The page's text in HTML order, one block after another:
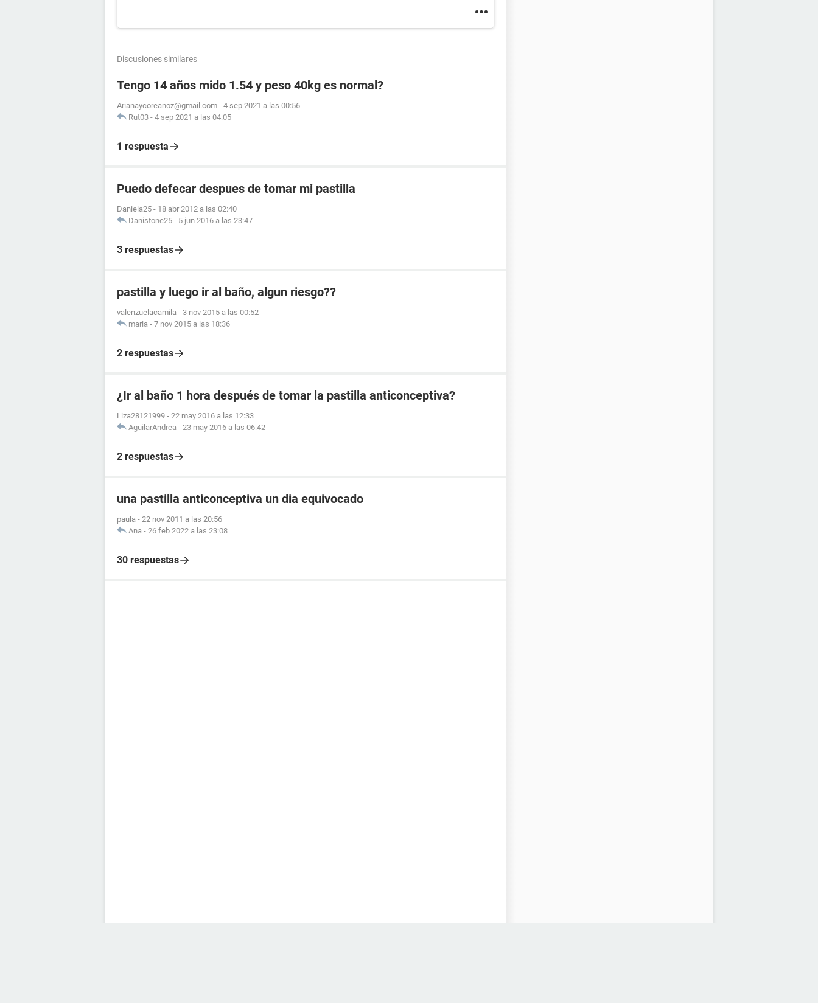
Discusiones similares
Tengo 14 años mido 1.54 y peso 40kg es normal?
Arianaycoreanoz@gmail.com - 4 sep 2021 a las 00:56
Rut03 - 4 sep 2021 a las 04:05
1 respuesta
Puedo defecar despues de tomar mi pastilla
Daniela25 - 18 abr 2012 a las 02:40
Danistone25 - 5 jun 2016 a las 23:47
3 respuestas
pastilla y luego ir al baño, algun riesgo??
valenzuelacamila - 3 nov 2015 a las 00:52
maria - 7 nov 2015 a las 18:36
2 respuestas
¿Ir al baño 1 hora después de tomar la pastilla anticonceptiva?
Liza28121999 - 22 may 2016 a las 12:33
AguilarAndrea - 23 may 2016 a las 06:42
2 respuestas
una pastilla anticonceptiva un dia equivocado
paula - 22 nov 2011 a las 20:56
Ana - 26 feb 2022 a las 23:08
30 respuestas